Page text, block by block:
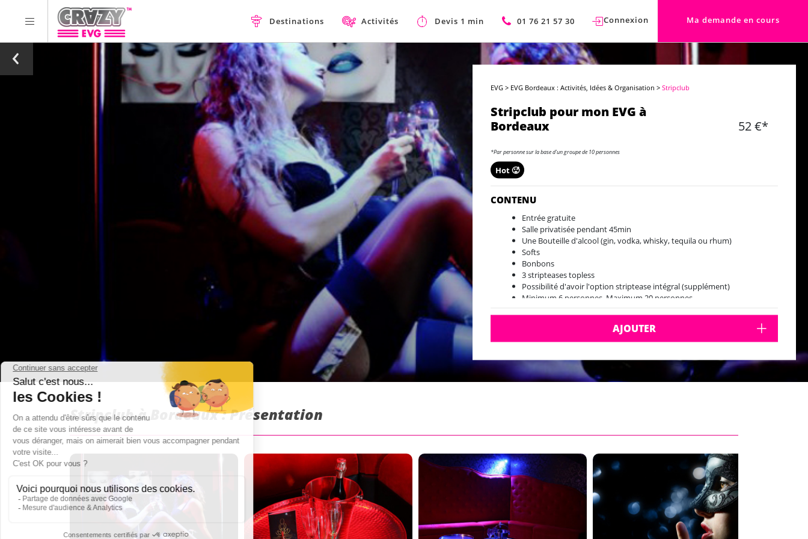
Destinations Activités Devis 1 min 01 76 21 57 30 Connexion Ma demande en cours
EVG > EVG Bordeaux : Activités, Idées & Organisation >Stripclub
Stripclub pour mon EVG à
Bordeaux
52 €*
*Par personne sur la base d'un groupe de 10 personnes
Hot 🥵
CONTENU
Entrée gratuite
Salle privatisée pendant 45min
Une Bouteille d'alcool (gin, vodka, whisky, tequila ou rhum)
Softs
Bonbons
3 stripteases topless
Possibilité d'avoir l'option striptease intégral (supplément)
Minimum 6 personnes, Maximum 20 personnes
AJOUTER
Stripclub à Bordeaux : Présentation